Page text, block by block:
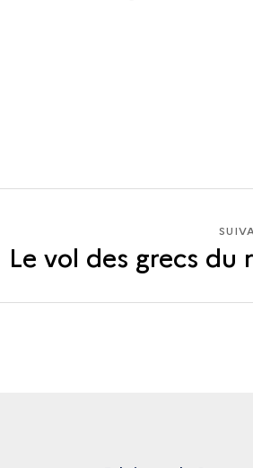
LE
VOL
Le vol des grecs du